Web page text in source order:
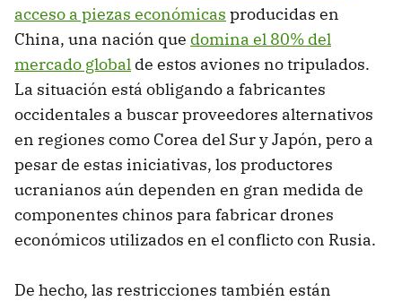
acceso a piezas económicas producidas en
China, una nación que domina el 80% del
mercado global de estos aviones no tripulados.
La situación está obligando a fabricantes
occidentales a buscar proveedores alternativos
en regiones como Corea del Sur y Japón, pero a
pesar de estas iniciativas, los productores
ucranianos aún dependen en gran medida de
componentes chinos para fabricar drones
económicos utilizados en el conflicto con Rusia.
De hecho, las restricciones también están